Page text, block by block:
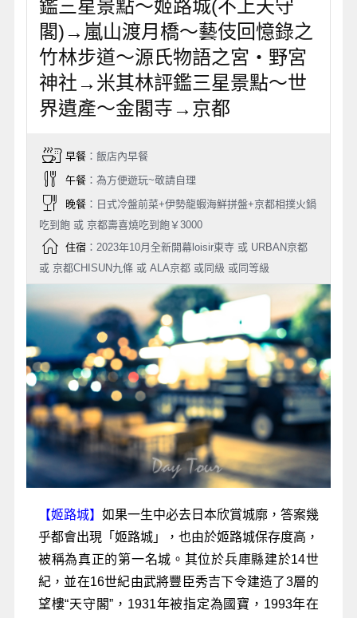
鑑三星景點～姬路城(不上天守
閣)→嵐山渡月橋～藝伎回憶錄之
竹林步道～源氏物語之宮‧野宮
神社→米其林評鑑三星景點～世
界遺產～金閣寺→京都
早餐：飯店內早餐
午餐：為方便遊玩~敬請自理
晚餐：日式冷盤前菜+伊勢龍蝦海鮮拼盤+京都相撲火鍋
吃到飽 或 京都壽喜燒吃到飽￥3000
住宿：2023年10月全新開幕loisir東寺 或 URBAN京都
或 京都CHISUN九條 或 ALA京都 或同級 或同等級
【姬路城】 如果一生中必去日本欣賞城廓，答案幾
乎都會出現「姬路城」，也由於姬路城保存度高，
被稱為真正的第一名城。其位於兵庫縣建於14世
紀，並在16世紀由武將豐臣秀吉下令建造了3層的
望樓“天守閣”，1931年被指定為國寶，1993年在